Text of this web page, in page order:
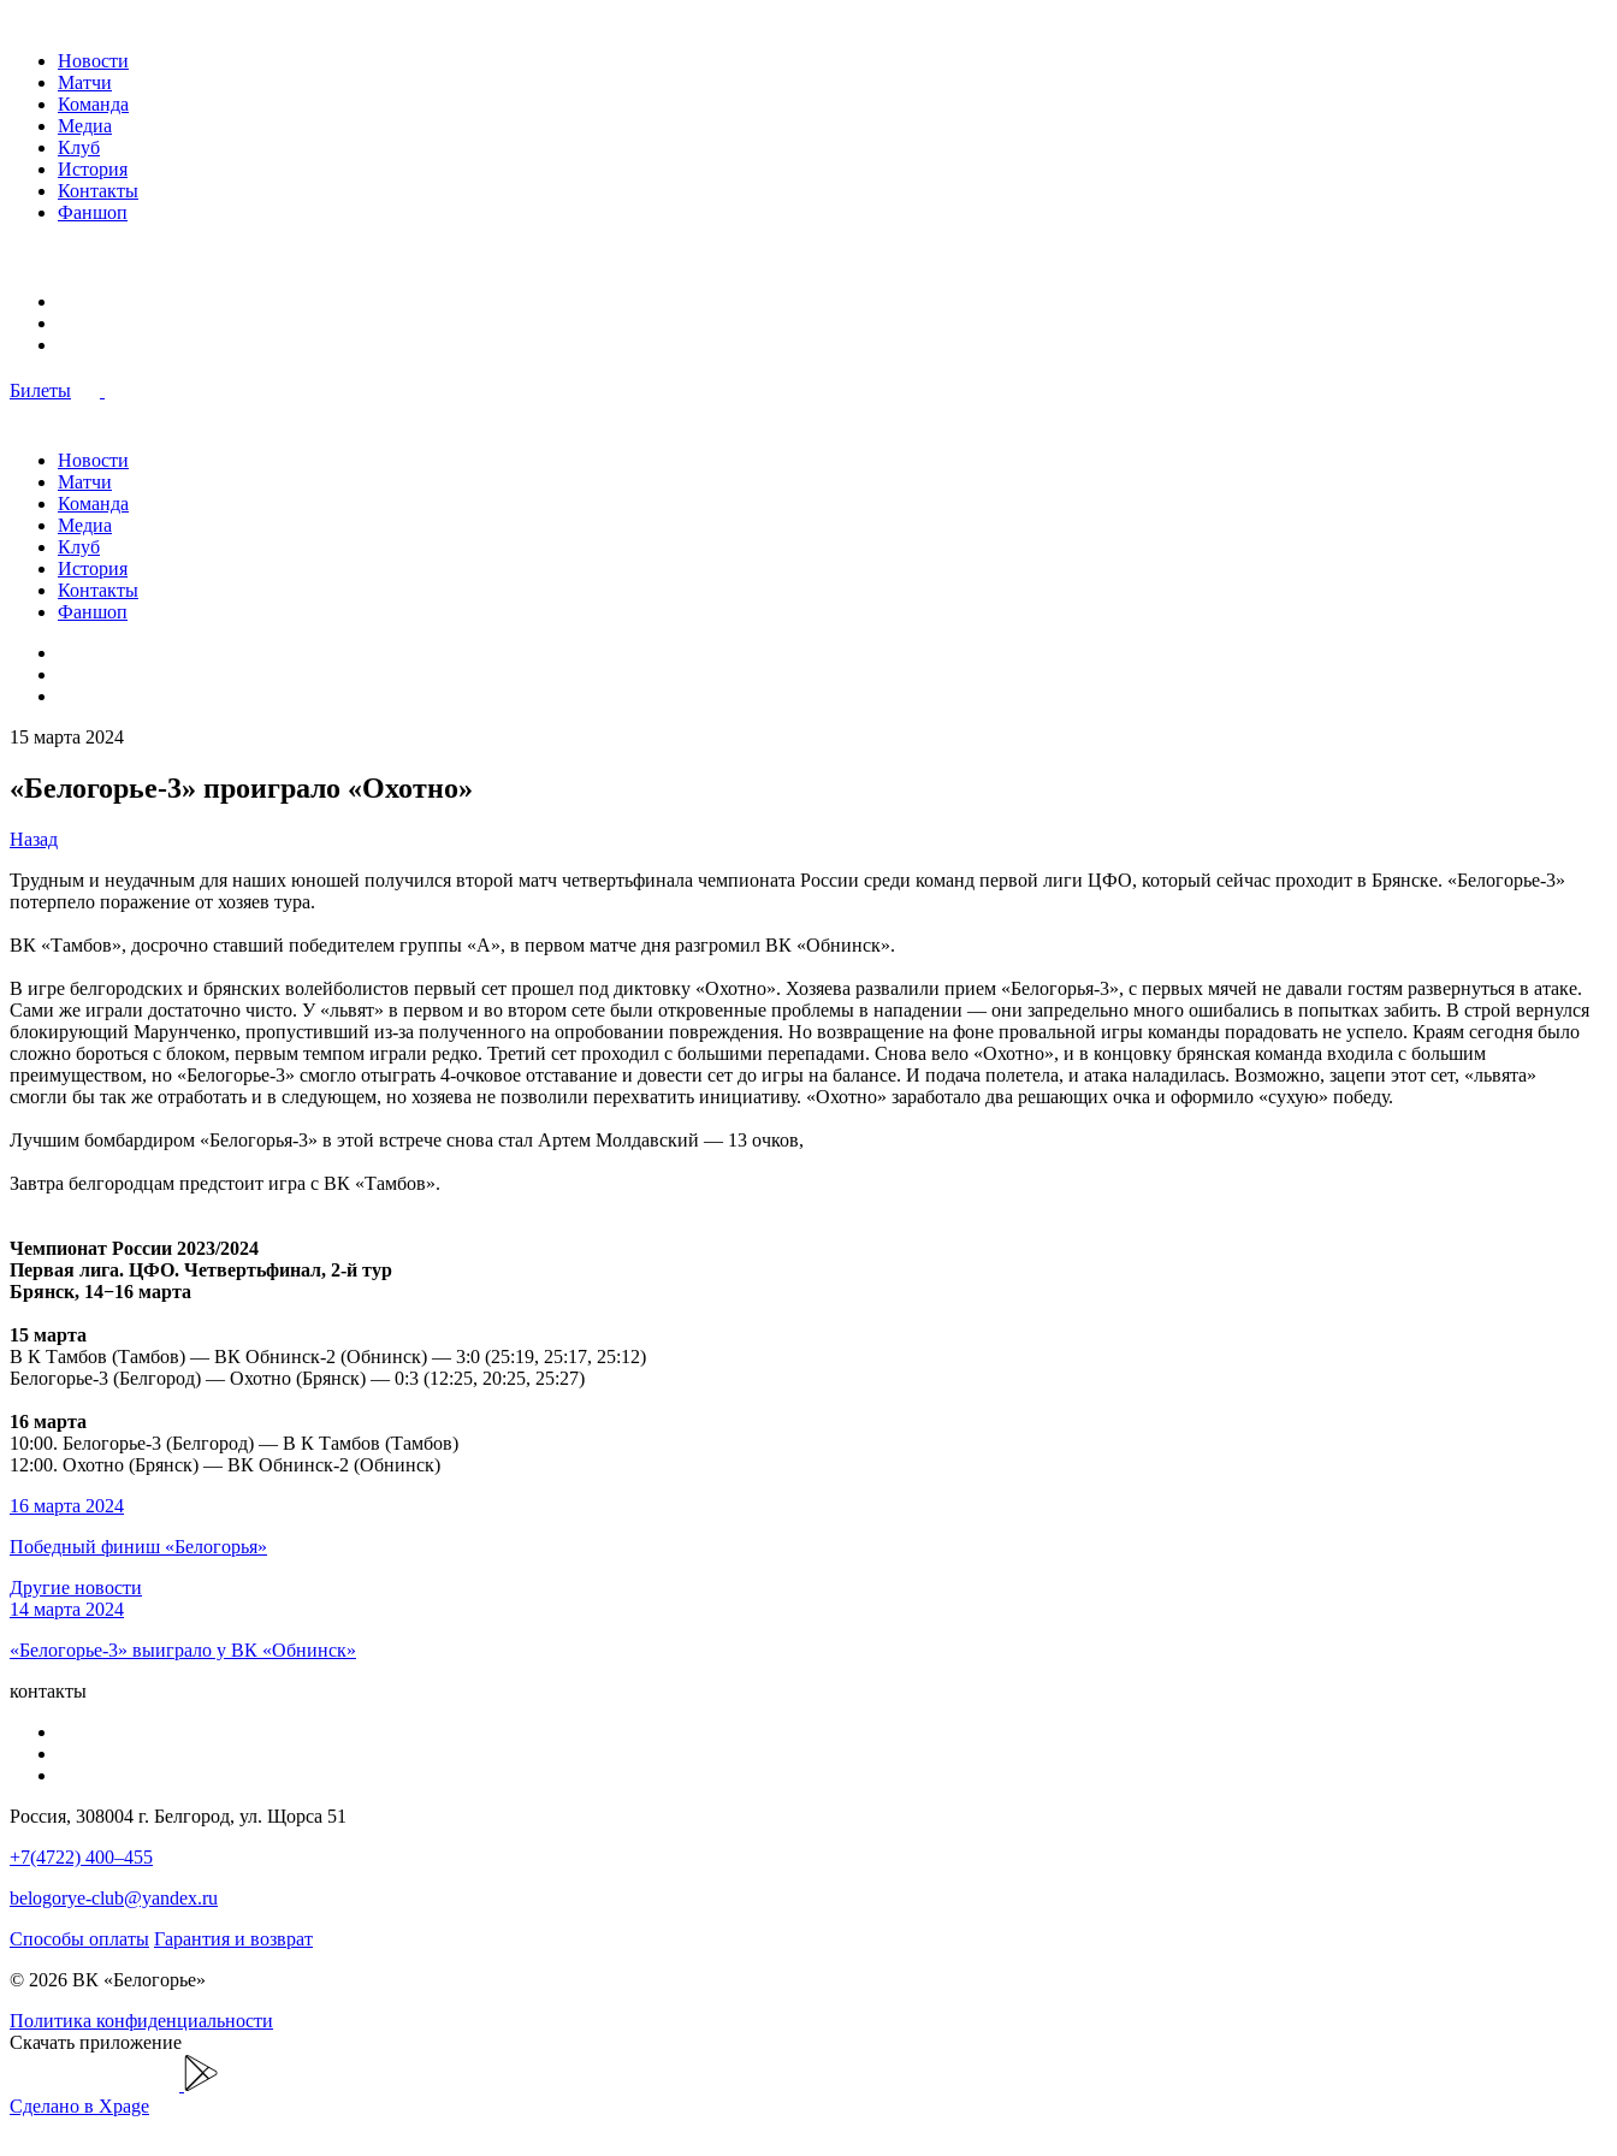
Новости
Матчи
Команда
Медиа
Клуб
История
Контакты
Фаншоп
Билеты
Новости
Матчи
Команда
Медиа
Клуб
История
Контакты
Фаншоп
15 марта 2024
«Белогорье-3» проиграло «Охотно»
Назад
Трудным и неудачным для наших юношей получился второй матч четвертьфинала чемпионата России среди команд первой лиги ЦФО, который сейчас проходит в Брянске. «Белогорье-3»
потерпело поражение от хозяев тура.
ВК «Тамбов», досрочно ставший победителем группы «А», в первом матче дня разгромил ВК «Обнинск».
В игре белгородских и брянских волейболистов первый сет прошел под диктовку «Охотно». Хозяева развалили прием «Белогорья-3», с первых мячей не давали гостям развернуться в атаке.
Сами же играли достаточно чисто. У «львят» в первом и во втором сете были откровенные проблемы в нападении — они запредельно много ошибались в попытках забить. В строй вернулся
блокирующий Марунченко, пропустивший из-за полученного на опробовании повреждения. Но возвращение на фоне провальной игры команды порадовать не успело. Краям сегодня было
сложно бороться с блоком, первым темпом играли редко. Третий сет проходил с большими перепадами. Снова вело «Охотно», и в концовку брянская команда входила с большим
преимуществом, но «Белогорье-3» смогло отыграть 4-очковое отставание и довести сет до игры на балансе. И подача полетела, и атака наладилась. Возможно, зацепи этот сет, «львята»
смогли бы так же отработать и в следующем, но хозяева не позволили перехватить инициативу. «Охотно» заработало два решающих очка и оформило «сухую» победу.
Лучшим бомбардиром «Белогорья-3» в этой встрече снова стал Артем Молдавский — 13 очков,
Завтра белгородцам предстоит игра с ВК «Тамбов».
Чемпионат России 2023/2024
Первая лига. ЦФО. Четвертьфинал, 2-й тур
Брянск, 14−16 марта
15 марта
В К Тамбов (Тамбов) — ВК Обнинск-2 (Обнинск) — 3:0 (25:19, 25:17, 25:12)
Белогорье-3 (Белгород) — Охотно (Брянск) — 0:3 (12:25, 20:25, 25:27)
16 марта
10:00. Белогорье-3 (Белгород) — В К Тамбов (Тамбов)
12:00. Охотно (Брянск) — ВК Обнинск-2 (Обнинск)
16 марта 2024
Победный финиш «Белогорья»
Другие новости
14 марта 2024
«Белогорье-3» выиграло у ВК «Обнинск»
контакты
Россия, 308004 г. Белгород, ул. Щорса 51
+7(4722) 400–455
belogorye-club@yandex.ru
Способы оплаты Гарантия и возврат
© 2026 ВК «Белогорье»
Политика конфиденциальности
Скачать приложение
Сделано в Xpage